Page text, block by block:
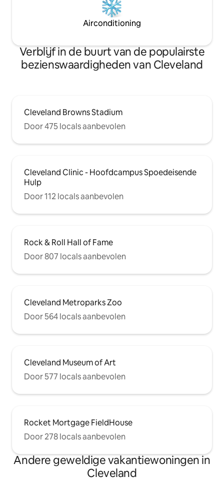
Airconditioning
Verblijf in de buurt van de populairste
bezienswaardigheden van Cleveland
Cleveland Browns Stadium
Door 475 locals aanbevolen
Cleveland Clinic - Hoofdcampus Spoedeisende
Hulp
Door 112 locals aanbevolen
Rock & Roll Hall of Fame
Door 807 locals aanbevolen
Cleveland Metroparks Zoo
Door 564 locals aanbevolen
Cleveland Museum of Art
Door 577 locals aanbevolen
Rocket Mortgage FieldHouse
Door 278 locals aanbevolen
Andere geweldige vakantiewoningen in
Cleveland